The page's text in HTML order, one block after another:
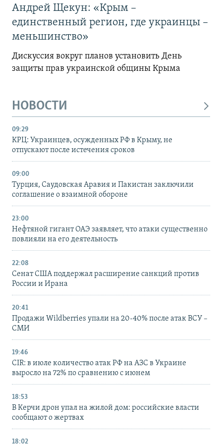
Андрей Щекун: «Крым –
единственный регион, где украинцы –
меньшинство»
Дискуссия вокруг планов установить День
защиты прав украинской общины Крыма
НОВОСТИ
09:29
КРЦ: Украинцев, осужденных РФ в Крыму, не
отпускают после истечения сроков
09:00
Турция, Саудовская Аравия и Пакистан заключили
соглашение о взаимной обороне
23:00
Нефтяной гигант ОАЭ заявляет, что атаки существенно
повлияли на его деятельность
22:08
Сенат США поддержал расширение санкций против
России и Ирана
20:41
Продажи Wildberries упали на 20-40% после атак ВСУ –
СМИ
19:46
CIR: в июле количество атак РФ на АЗС в Украине
выросло на 72% по сравнению с июнем
18:53
В Керчи дрон упал на жилой дом: российские власти
сообщают о жертвах
18:02